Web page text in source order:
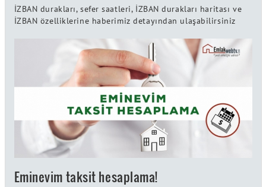
İZBAN durakları, sefer saatleri, İZBAN durakları haritası ve
İZBAN özelliklerine haberimiz detayından ulaşabilirsiniz
Eminevim taksit hesaplama!